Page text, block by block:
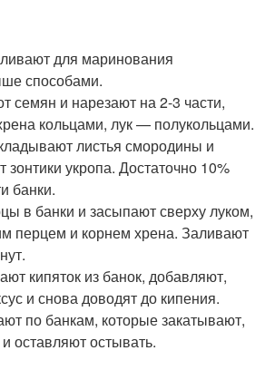
для маринования
способами.
семян и нарезают на 2-3 части,
кольцами, лук — полукольцами.
листья смородины и
укропа. Достаточно 10%
банки.
в банки и засыпают сверху луком,
перцем и корнем хрена. Заливают
кипяток из банок, добавляют,
и снова доводят до кипения.
по банкам, которые закатывают,
оставляют остывать.